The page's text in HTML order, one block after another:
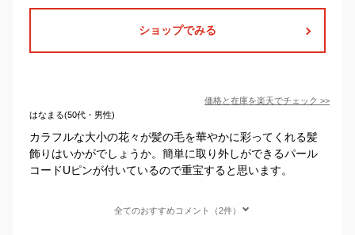
ショップでみる
価格と在庫を楽天でチェック >>
はなまる(50代・男性)
カラフルな大小の花々が髪の毛を華やかに彩ってくれる髪
飾りはいかがでしょうか。簡単に取り外しができるパール
コードUピンが付いているので重宝すると思います。
全てのおすすめコメント（2件）